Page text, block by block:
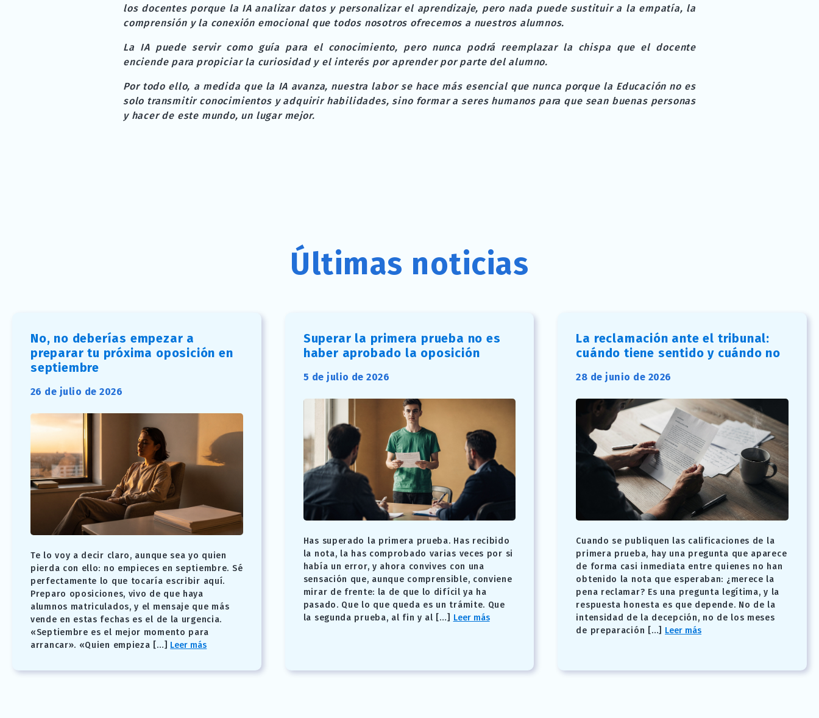
los docentes porque la IA analizar datos y personalizar el aprendizaje, pero nada puede sustituir a la empatía, la
comprensión y la conexión emocional que todos nosotros ofrecemos a nuestros alumnos.
La IA puede servir como guía para el conocimiento, pero nunca podrá reemplazar la chispa que el docente
enciende para propiciar la curiosidad y el interés por aprender por parte del alumno.
Por todo ello, a medida que la IA avanza, nuestra labor se hace más esencial que nunca porque la Educación no es
solo transmitir conocimientos y adquirir habilidades, sino formar a seres humanos para que sean buenas personas
y hacer de este mundo, un lugar mejor.
Últimas noticias
No, no deberías empezar a
preparar tu próxima oposición en
septiembre
26 de julio de 2026
Te lo voy a decir claro, aunque sea yo quien
pierda con ello: no empieces en septiembre. Sé
perfectamente lo que tocaría escribir aquí.
Preparo oposiciones, vivo de que haya
alumnos matriculados, y el mensaje que más
vende en estas fechas es el de la urgencia.
«Septiembre es el mejor momento para
arrancar». «Quien empieza […] Leer más
Superar la primera prueba no es
haber aprobado la oposición
5 de julio de 2026
Has superado la primera prueba. Has recibido
la nota, la has comprobado varias veces por si
había un error, y ahora convives con una
sensación que, aunque comprensible, conviene
mirar de frente: la de que lo difícil ya ha
pasado. Que lo que queda es un trámite. Que
la segunda prueba, al fin y al […] Leer más
La reclamación ante el tribunal:
cuándo tiene sentido y cuándo no
28 de junio de 2026
Cuando se publiquen las calificaciones de la
primera prueba, hay una pregunta que aparece
de forma casi inmediata entre quienes no han
obtenido la nota que esperaban: ¿merece la
pena reclamar? Es una pregunta legítima, y la
respuesta honesta es que depende. No de la
intensidad de la decepción, no de los meses
de preparación […] Leer más